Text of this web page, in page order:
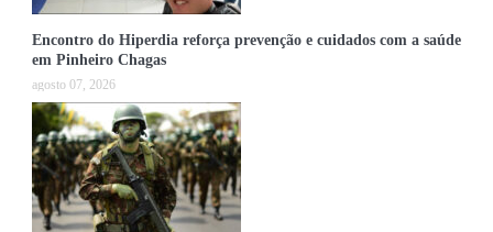
Encontro do Hiperdia reforça prevenção e cuidados com a saúde
em Pinheiro Chagas
agosto 07, 2026